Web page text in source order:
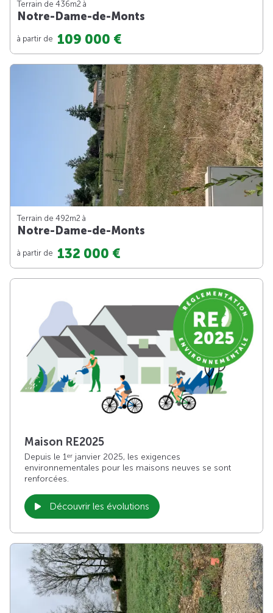
Terrain de 436m2 à
Notre-Dame-de-Monts
à partir de 109 000 €
Terrain de 492m2 à
Notre-Dame-de-Monts
à partir de 132 000 €
Maison RE2025
Depuis le 1er janvier 2025, les exigences
environnementales pour les maisons neuves se sont
renforcées.
Découvrir les évolutions